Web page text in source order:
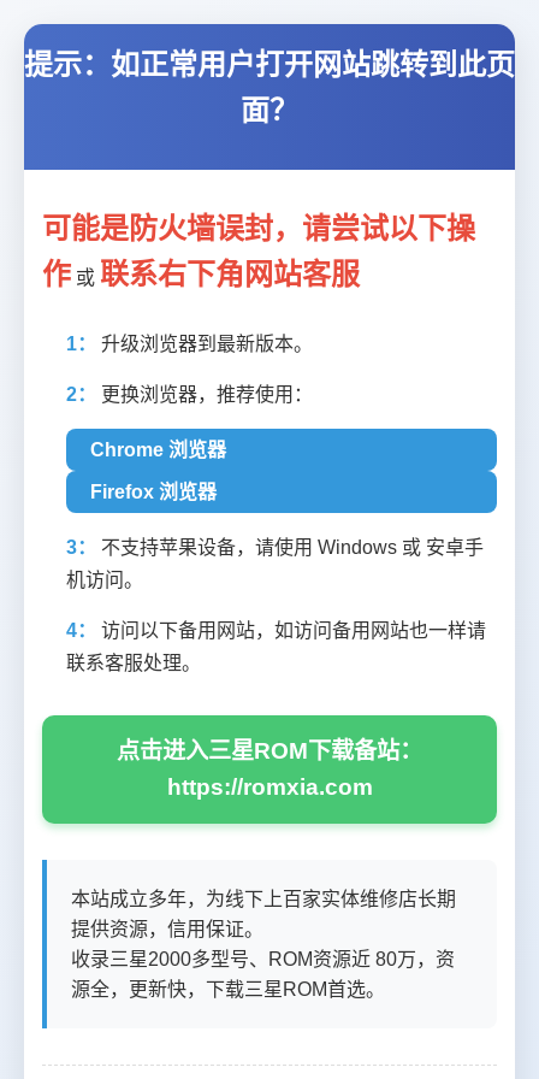
提示：如正常用户打开网站跳转到此页
面？
可能是防火墙误封，请尝试以下操
作 或 联系右下角网站客服
1： 升级浏览器到最新版本。
2： 更换浏览器，推荐使用：
Chrome 浏览器
Firefox 浏览器
3：
不支持苹果设备，请使用 Windows 或 安卓手
机访问。
4：
访问以下备用网站，如访问备用网站也一样请
联系客服处理。
点击进入三星ROM下载备站：
https://romxia.com
本站成立多年，为线下上百家实体维修店长期
提供资源，信用保证。
收录三星2000多型号、ROM资源近 80万，资
源全，更新快，下载三星ROM首选。